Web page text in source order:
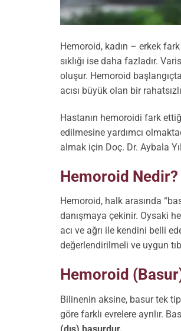
Hemoroid, kadın – erkek
sıklığı ise daha fazladır.
oluşur. Hemoroid
acısı büyük olan bir
Hastanın hemoroidi fark
edilmesine yardımcı
almak için Doç. Dr. Aybala
Hemoroid Nedir?
Hemoroid, halk arasında
danışmaya çekinir. Oysaki
acı ve ağrı ile kendini belli
değerlendirilmeli ve uygun
Hemoroid
Bilinenin aksine, basur tek
göre farklı evrelere ayrılır.